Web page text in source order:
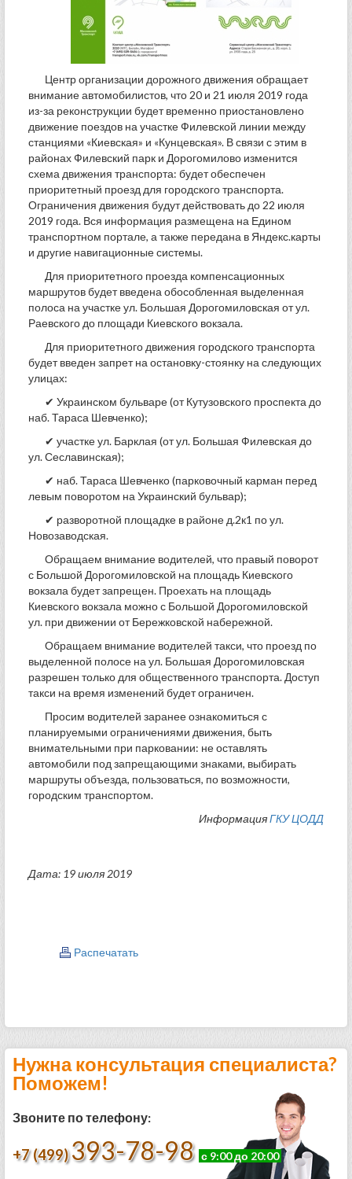
Центр организации дорожного движения обращает
внимание автомобилистов, что 20 и 21 июля 2019 года
из-за реконструкции будет временно приостановлено
движение поездов на участке Филевской линии между
станциями «Киевская» и «Кунцевская». В связи с этим в
районах Филевский парк и Дорогомилово изменится
схема движения транспорта: будет обеспечен
приоритетный проезд для городского транспорта.
Ограничения движения будут действовать до 22 июля
2019 года. Вся информация размещена на Едином
транспортном портале, а также передана в Яндекс.карты
и другие навигационные системы.
Для приоритетного проезда компенсационных
маршрутов будет введена обособленная выделенная
полоса на участке ул. Большая Дорогомиловская от ул.
Раевского до площади Киевского вокзала.
Для приоритетного движения городского транспорта
будет введен запрет на остановку-стоянку на следующих
улицах:
✔ Украинском бульваре (от Кутузовского проспекта до
наб. Тараса Шевченко);
✔ участке ул. Барклая (от ул. Большая Филевская до
ул. Сеславинская);
✔ наб. Тараса Шевченко (парковочный карман перед
левым поворотом на Украинский бульвар);
✔ разворотной площадке в районе д.2к1 по ул.
Новозаводская.
Обращаем внимание водителей, что правый поворот
с Большой Дорогомиловской на площадь Киевского
вокзала будет запрещен. Проехать на площадь
Киевского вокзала можно с Большой Дорогомиловской
ул. при движении от Бережковской набережной.
Обращаем внимание водителей такси, что проезд по
выделенной полосе на ул. Большая Дорогомиловская
разрешен только для общественного транспорта. Доступ
такси на время изменений будет ограничен.
Просим водителей заранее ознакомиться с
планируемыми ограничениями движения, быть
внимательными при парковании: не оставлять
автомобили под запрещающими знаками, выбирать
маршруты объезда, пользоваться, по возможности,
городским транспортом.
ИнформацияГКУ ЦОДД
Дата: 19 июля 2019
Распечатать
Нужна консультация специалиста?
Поможем!
Звоните по телефону:
+7 (499) 393-78-98 с 9:00 до 20:00